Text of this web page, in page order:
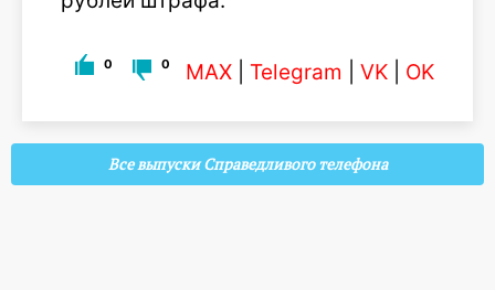
0 0 MAX Telegram VK OK
Все выпуски Справедливого телефона